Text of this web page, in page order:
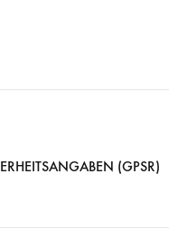
(GPSR)